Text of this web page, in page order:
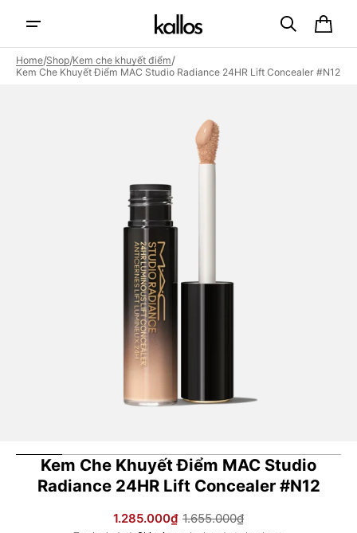
content
Cart
featured
Home/Shop/Kem che khuyết điểm/
Kem Che Khuyết Điểm MAC Studio Radiance 24HR Lift Concealer #N12
Kem Che Khuyết Điểm MAC Studio
Radiance 24HR Lift Concealer #N12
Sale
1.285.000₫
Regular
1.655.000₫